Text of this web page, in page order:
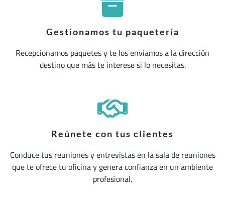
Gestionamos tu paquetería
Recepcionamos paquetes y te los enviamos a la dirección
destino que más te interese si lo necesitas.
Reúnete con tus clientes
Conduce tus reuniones y entrevistas en la sala de reuniones
que te ofrece tu oficina y genera confianza en un ambiente
profesional.